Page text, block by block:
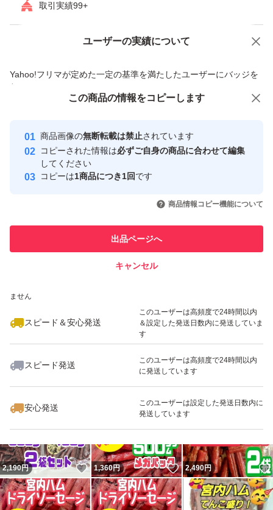
◎即購入可能です。
輸送中にドライソーセージの油が溶け出す場合がございま
て、パリッとした食感にもどり
美味しくいただけます。
直射日光および高温多湿の所を避け、常温で保存して下さ
最安値価格でアップさせて頂いておりますので
値下げ交渉はご遠慮願ますm(_ _)m
#サラミ
#ドライソーセージ
#ビーフジャーキー
#加工肉
#おいしい山形
#山形名物
取引実績99+
ユーザーの実績について
Yahoo!フリマが定めた一定の基準を満たしたユーザーにバッジを
付与しています
安心取引出品者
心・安全なユーザーです
取引実績
引を完了させた実績があります
での取引実績があります
ません
スピード＆安心発送
このユーザーは高頻度で24時間以内
＆設定した発送日数内に発送していま
す
スピード発送
このユーザーは高頻度で24時間以内
に発送しています
安心発送
このユーザーは設定した発送日数内に
発送しています
価格の相談 商品への質問
この商品の情報をコピーします
商品画像の無断転載は禁止されています
コピーされた情報は必ずご自身の商品に合わせて編集
してください
コピーは1商品につき1回です
商品情報コピー機能について
出品ページへ
キャンセル
この商品をみている人にオススメ
いいね！
1,070
2,190円 いいね！
1,360円 いいね！
2,490円